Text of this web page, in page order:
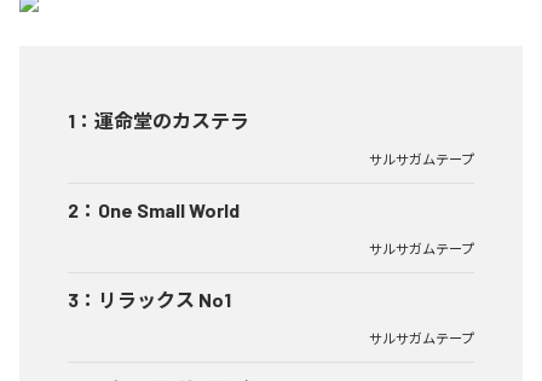
1 ： 運命堂のカステラ
サルサガムテープ
2 ： One Small World
サルサガムテープ
3 ： リラックス No1
サルサガムテープ